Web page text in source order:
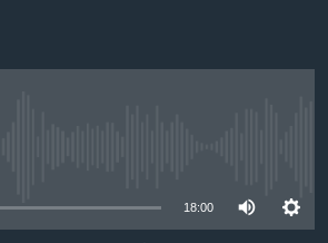
18:00